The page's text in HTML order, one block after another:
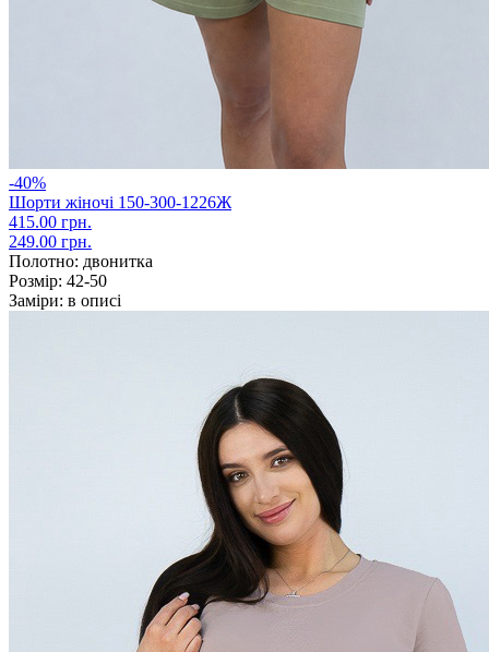
-40%
Шорти жіночі 150-300-1226Ж
415.00 грн.
249.00 грн.
Полотно: двонитка
Розмір: 42-50
Заміри: в описі